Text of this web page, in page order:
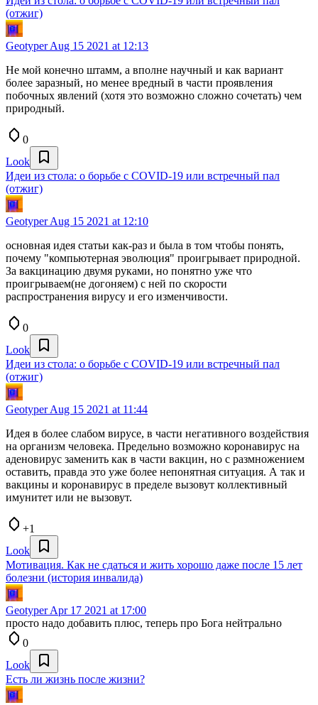
(отжиг)
GeotyperAug 15 2021 at 12:13
Не мой конечно штамм, а вполне научный и как вариант
более заразный, но менее вредный в части проявления
побочных явлений (хотя это возможно сложно сочетать) чем
природный.
0
Look
Идеи из стола: о борьбе с COVID-19 или встречный пал
(отжиг)
GeotyperAug 15 2021 at 12:10
основная идея статьи как-раз и была в том чтобы понять,
почему "компьютерная эволюция" проигрывает природной.
За вакцинацию двумя руками, но понятно уже что
проигрываем(не догоняем) с ней по скорости
распространения вирусу и его изменчивости.
0
Look
Идеи из стола: о борьбе с COVID-19 или встречный пал
(отжиг)
GeotyperAug 15 2021 at 11:44
Идея в более слабом вирусе, в части негативного воздействия
на организм человека. Предельно возможно коронавирус на
аденовирус заменить как в части вакцин, но с размножением
оставить, правда это уже более непонятная ситуация. А так и
вакцины и коронавирус в пределе вызовут коллективный
имунитет или не вызовут.
+1
Look
Мотивация. Как не сдаться и жить хорошо даже после 15 лет
болезни (история инвалида)
GeotyperApr 17 2021 at 17:00
просто надо добавить плюс, теперь про Бога нейтрально
0
Look
Есть ли жизнь после жизни?